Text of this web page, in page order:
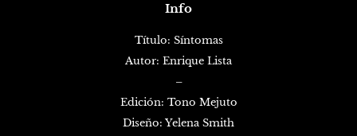
Info
Título: Síntomas
Autor: Enrique Lista
–
Edición: Tono Mejuto
Diseño: Yelena Smith